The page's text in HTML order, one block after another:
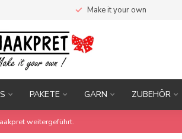
Make it your own
PAKETE GARN ZUBEHÖR
weitergeführt.